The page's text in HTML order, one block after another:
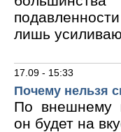
лишь
17.09 - 15:33
Почему нельзя
По внешнему
он будет на